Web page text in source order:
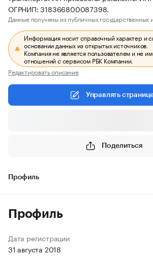
ОГРНИП: 318366800087398.
Данные получены из публичных государственных
Информация носит справочный характер и
основании данных из открытых источников.
Компания не является пользователем и не
отношений с сервисом РБК Компании.
Редактировать описание
Управлять
Поделиться
Профиль
Профиль
Дата регистрации
31 августа 2018